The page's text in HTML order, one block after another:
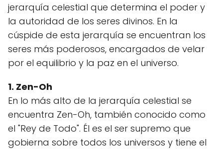
jerarquía celestial que determina el poder y
la autoridad de los seres divinos. En la
cúspide de esta jerarquía se encuentran los
seres más poderosos, encargados de velar
por el equilibrio y la paz en el universo.
1. Zen-Oh
En lo más alto de la jerarquía celestial se
encuentra Zen-Oh, también conocido como
el "Rey de Todo". Él es el ser supremo que
gobierna sobre todos los universos y tiene el